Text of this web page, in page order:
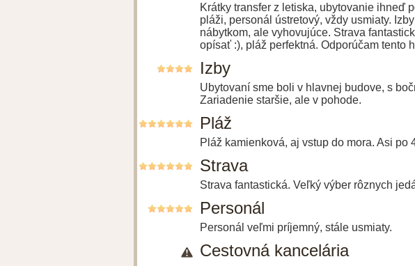
Krátky transfer z letiska, ubytovanie ihneď
pláži, personál ústretový, vždy usmiaty.
nábytkom, ale vyhovujúce. Strava
opísať :), pláž perfektná. Odporúčam tento
Izby
Ubytovaní sme boli v hlavnej budove, s
Zariadenie staršie, ale v pohode.
Pláž
Pláž kamienková, aj vstup do mora. Asi po
Strava
Strava fantastická. Veľký výber rôznych
Personál
Personál veľmi príjemný, stále usmiaty.
Cestovná kancelária